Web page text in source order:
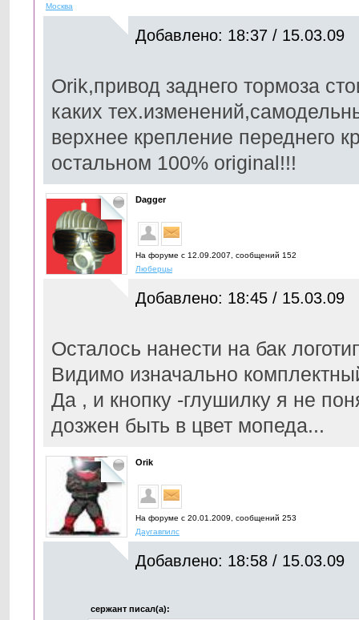
Москва
Добавлено: 18:37 / 15.03.09
Orik,привод заднего тормоза
каких
верхнее крепление переднего
остальном 100% original!!!
Dagger
На форуме с 12.09.2007, cообщений 152
Люберцы
Добавлено: 18:45 / 15.03.09
Осталось нанести на бак
Видимо изначально
Да , и кнопку -глушилку я не
дозжен быть в цвет мопеда...
Orik
На форуме с 20.01.2009, cообщений 253
Даугавпилс
Добавлено: 18:58 / 15.03.09
сержант писал(а):